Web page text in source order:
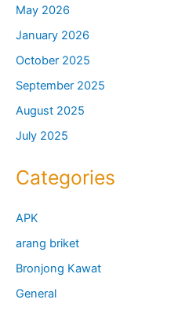
May 2026
January 2026
October 2025
September 2025
August 2025
July 2025
Categories
APK
arang briket
Bronjong Kawat
General